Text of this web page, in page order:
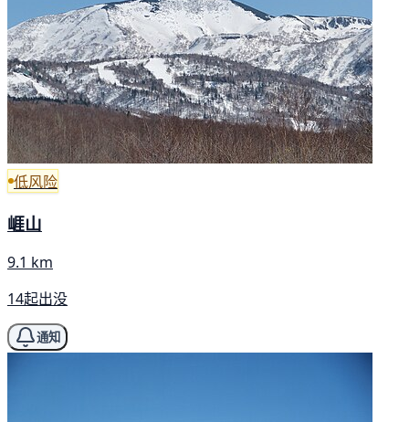
低风险
崕山
9.1 km
14起出没
通知